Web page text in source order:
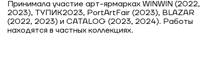
Принимала участие арт-ярмарках WINWIN (2022,
2023), ТУПИК2023, PortArtFair (2023), BLAZAR
(2022, 2023) и CATALOG (2023, 2024). Работы
находятся в частных коллекциях.